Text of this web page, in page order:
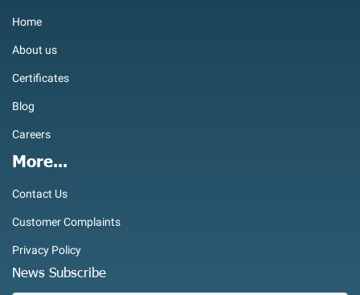
Home
About us
Certificates
Blog
Careers
More...
Contact Us
Customer Complaints
Privacy Policy
News Subscribe